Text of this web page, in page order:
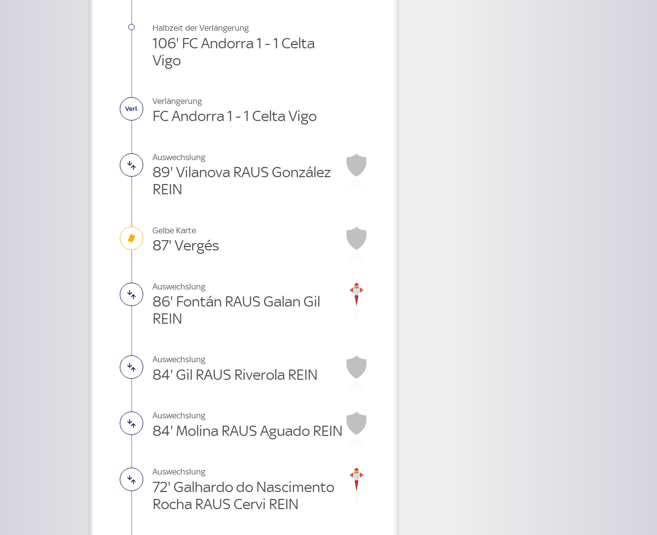
Halbzeit der Verlängerung
106' FC Andorra 1 - 1 Celta
Vigo
Verlängerung
FC Andorra 1 - 1 Celta Vigo
Auswechslung
89' Vilanova RAUS González
REIN
Gelbe Karte
87' Vergés
Auswechslung
86' Fontán RAUS Galan Gil
REIN
Auswechslung
84' Gil RAUS Riverola REIN
Auswechslung
84' Molina RAUS Aguado REIN
Auswechslung
72' Galhardo do Nascimento
Rocha RAUS Cervi REIN